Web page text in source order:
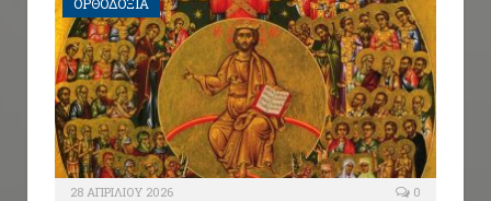
ΟΡΘΟΔΟΞΙΑ
28 ΑΠΡΙΛΊΟΥ 2026 0